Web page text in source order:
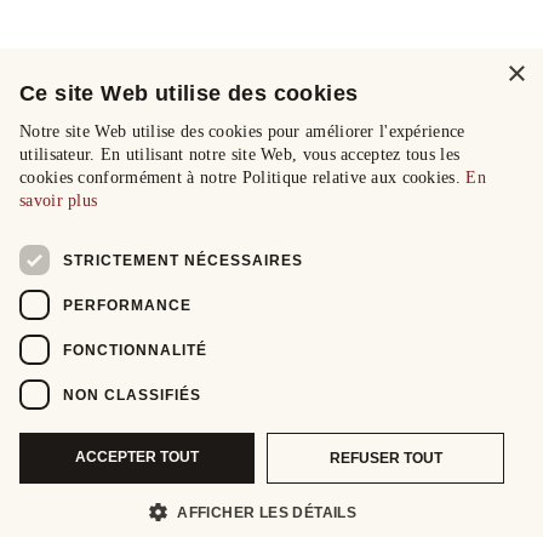
×
Ce site Web utilise des cookies
Notre site Web utilise des cookies pour améliorer l'expérience
utilisateur. En utilisant notre site Web, vous acceptez tous les
cookies conformément à notre Politique relative aux cookies.En
savoir plus
STRICTEMENT NÉCESSAIRES
PERFORMANCE
FONCTIONNALITÉ
NON CLASSIFIÉS
ACCEPTER TOUT REFUSER TOUT
AFFICHER LES DÉTAILS